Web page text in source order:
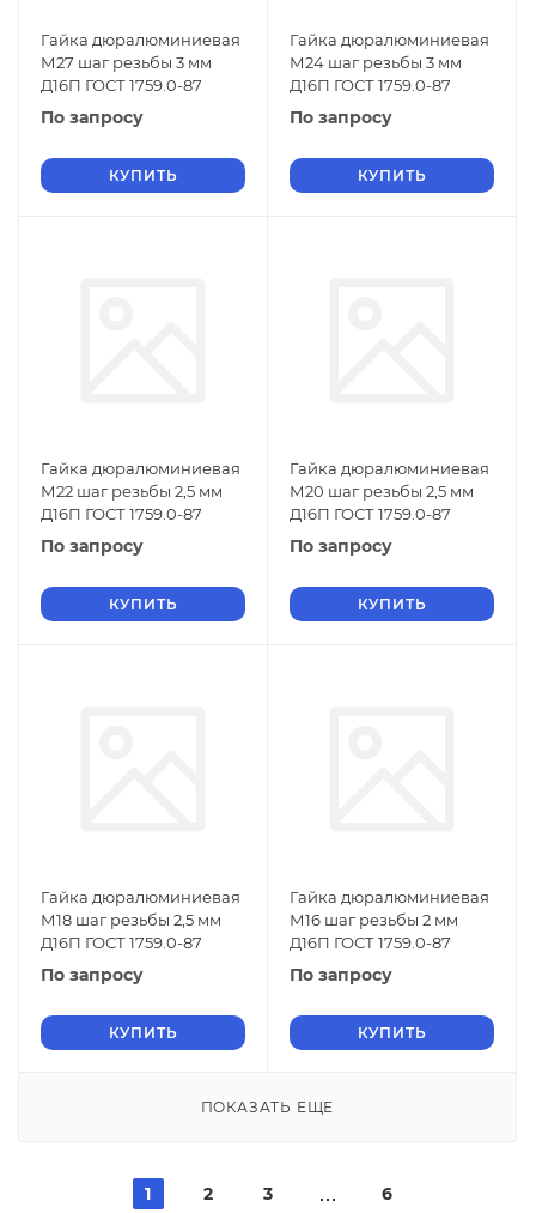
Гайка дюралюминиевая
М27 шаг резьбы 3 мм
Д16П ГОСТ 1759.0-87
По запросу
КУПИТЬ
Гайка дюралюминиевая
М24 шаг резьбы 3 мм
Д16П ГОСТ 1759.0-87
По запросу
КУПИТЬ
Гайка дюралюминиевая
М22 шаг резьбы 2,5 мм
Д16П ГОСТ 1759.0-87
По запросу
КУПИТЬ
Гайка дюралюминиевая
М20 шаг резьбы 2,5 мм
Д16П ГОСТ 1759.0-87
По запросу
КУПИТЬ
Гайка дюралюминиевая
М18 шаг резьбы 2,5 мм
Д16П ГОСТ 1759.0-87
По запросу
КУПИТЬ
Гайка дюралюминиевая
М16 шаг резьбы 2 мм
Д16П ГОСТ 1759.0-87
По запросу
КУПИТЬ
ПОКАЗАТЬ ЕЩЕ
1 2 3 6